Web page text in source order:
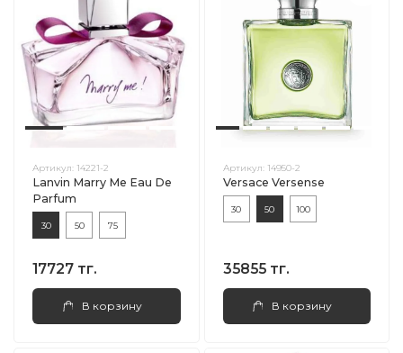
Артикул: 14221-2
Lanvin Marry Me Eau De
Parfum
30 50 75
17727 тг.
В корзину
Артикул: 14950-2
Versace Versense
30 50 100
35855 тг.
В корзину